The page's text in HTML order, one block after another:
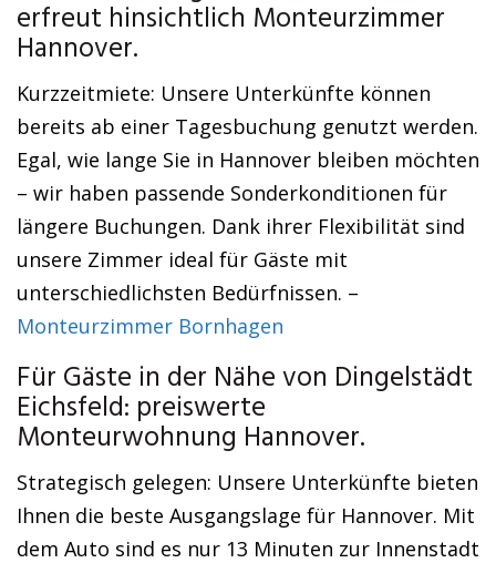
erfreut hinsichtlich Monteurzimmer
Hannover.
Kurzzeitmiete: Unsere Unterkünfte können
bereits ab einer Tagesbuchung genutzt werden.
Egal, wie lange Sie in Hannover bleiben möchten
– wir haben passende Sonderkonditionen für
längere Buchungen. Dank ihrer Flexibilität sind
unsere Zimmer ideal für Gäste mit
unterschiedlichsten Bedürfnissen. –
Monteurzimmer Bornhagen
Für Gäste in der Nähe von Dingelstädt
Eichsfeld: preiswerte
Monteurwohnung Hannover.
Strategisch gelegen: Unsere Unterkünfte bieten
Ihnen die beste Ausgangslage für Hannover. Mit
dem Auto sind es nur 13 Minuten zur Innenstadt